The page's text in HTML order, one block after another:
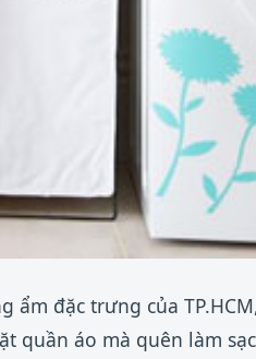
ẩm đặc trưng của
quần áo mà quên làm